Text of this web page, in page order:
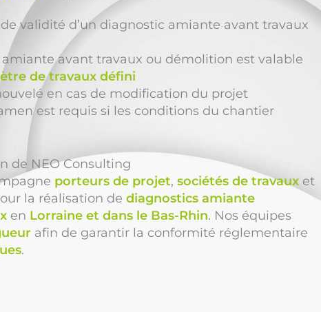
validité d’un diagnostic amiante avant travaux
avant travaux ou démolition est valable
de travaux défini
en cas de modification du projet
est requis si les conditions du chantier
de NEO Consulting
porteurs de projet, sociétés de travaux et
la réalisation de diagnostics amiante
en Lorraine et dans le Bas-Rhin. Nos équipes
afin de garantir la conformité réglementaire
.